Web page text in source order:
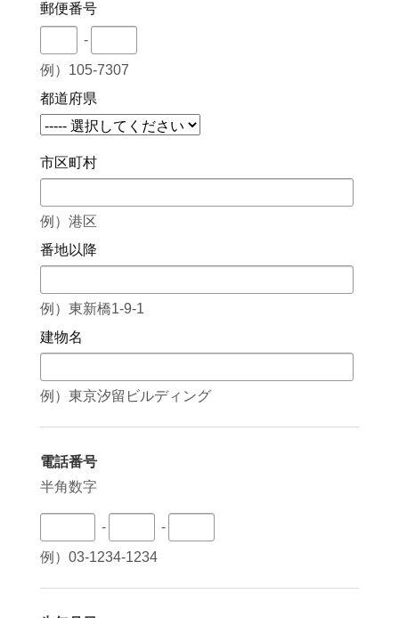
郵便番号
-
例）105-7307
都道府県
市区町村
例）港区
番地以降
例）東新橋1-9-1
建物名
例）東京汐留ビルディング
電話番号
半角数字
-
-
例）03-1234-1234